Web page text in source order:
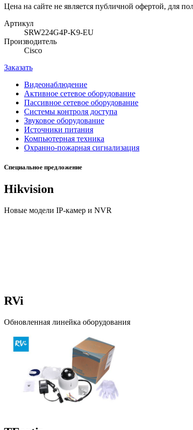
Цена на сайте не является публичной офертой, для
Артикул
SRW224G4P-K9-EU
Производитель
Cisco
Заказать
Видеонаблюдение
Активное сетевое оборудование
Пассивное сетевое оборудование
Системы контроля доступа
Звуковое оборудование
Источники питания
Компьютерная техника
Охранно-пожарная сигнализация
Специальное предложение
Hikvision
Новые модели IP-камер и NVR
RVi
Обновленная линейка оборудования